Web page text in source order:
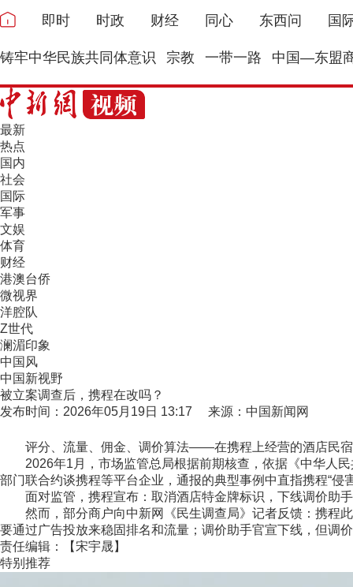
即时 时政 财经 同心 东西问 国
铸牢中华民族共同体意识 宗教 一带一路 中国—东盟
最新
热点
国内
社会
国际
军事
文娱
体育
财经
港澳台侨
微视界
洋腔队
Z世代
澜湄印象
中国风
中国新视野
被立案调查后，携程在改吗？
发布时间：2026年05月19日 13:17 来源：中国新闻网
评分、流量、佣金、调价算法——在携程上经营的酒店民宿
2026年1月，市场监管总局根据前期核查，依据《中华人民
部门联合约谈携程等平台企业，通报的典型事例中直指携程“侵
面对监管，携程宣布：取消酒店特金牌标识，下线调价助
然而，部分商户向中新网《民生调查局》记者反馈：携程此
要通过广告投放来稳固排名和流量；调价助手官宣下线，但调
责任编辑：【宋宇晟】
特别推荐